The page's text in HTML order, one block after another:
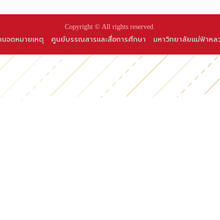
Copyright © All rights reserved.
นจดหมายเหตุ ศูนย์บรรณสารและสื่อการศึกษา มหาวิทยาลัยแม่ฟ้าหล